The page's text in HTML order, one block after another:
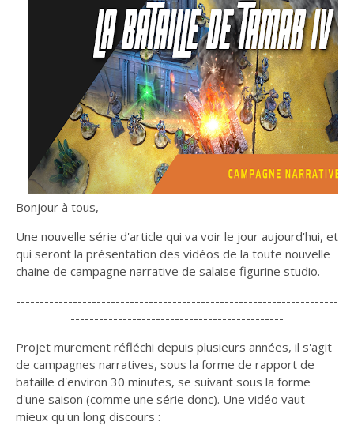
Bonjour à tous,
Une nouvelle série d'article qui va voir le jour aujourd'hui, et
qui seront la présentation des vidéos de la toute nouvelle
chaine de campagne narrative de salaise figurine studio.
--------------------------------------------------------------------
---------------------------------------------
Projet murement réfléchi depuis plusieurs années, il s'agit
de campagnes narratives, sous la forme de rapport de
bataille d'environ 30 minutes, se suivant sous la forme
d'une saison (comme une série donc). Une vidéo vaut
mieux qu'un long discours :